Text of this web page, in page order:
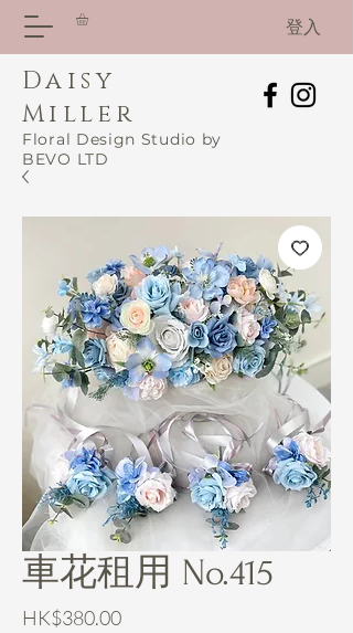
登入
Daisy
Miller
Floral Design Studio by
BEVO LTD
車花租用 No.415
HK$380.00價